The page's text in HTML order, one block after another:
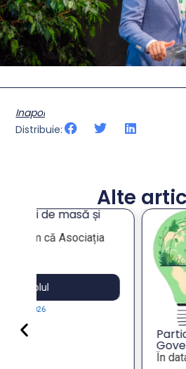
Inapoi
Distribuie:
Alte
Participatory
Governance and
for Resilient Public
În data de 29 iulie 2026,